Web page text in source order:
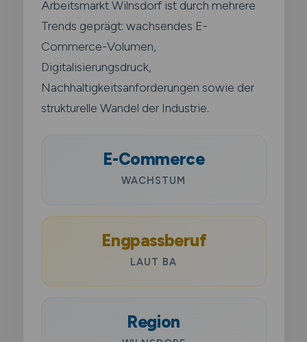
Arbeitsmarkt Wilnsdorf ist durch mehrere
Trends geprägt: wachsendes E-
Commerce-Volumen,
Digitalisierungsdruck,
Nachhaltigkeitsanforderungen sowie der
strukturelle Wandel der Industrie.
E-Commerce
WACHSTUM
Engpassberuf
LAUT BA
Region